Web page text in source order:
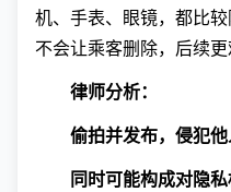
机、手表、眼镜，都比
不会让乘客删除，后续
律师分析：
偷拍并发布，侵犯
同时可能构成对隐